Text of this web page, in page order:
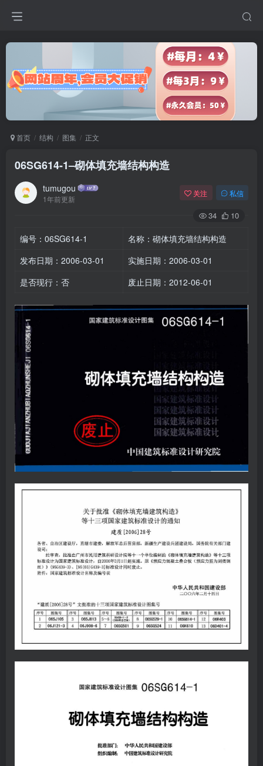
首页 结构 图集 正文
06SG614-1–砌体填充墙结构构造
tumugou
1年前更新
关注 私信
34 10
编号：06SG614-1
名称：砌体填充墙结构构造
发布日期：2006-03-01
实施日期：2006-03-01
是否现行：否
废止日期：2012-06-01